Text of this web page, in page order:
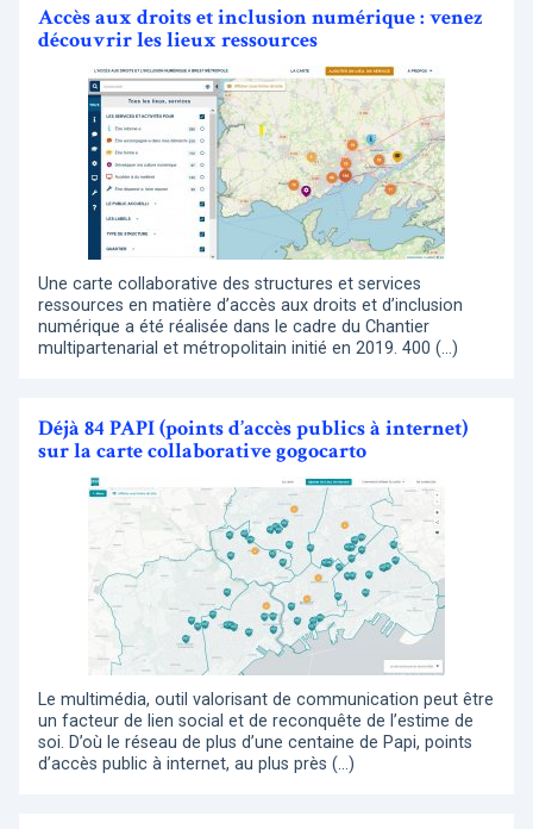
Accès aux droits et inclusion numérique : venez
découvrir les lieux ressources
Une carte collaborative des structures et services
ressources en matière d’accès aux droits et d’inclusion
numérique a été réalisée dans le cadre du Chantier
multipartenarial et métropolitain initié en 2019. 400 (…)
Déjà 84 PAPI (points d’accès publics à internet)
sur la carte collaborative gogocarto
Le multimédia, outil valorisant de communication peut être
un facteur de lien social et de reconquête de l’estime de
soi. D’où le réseau de plus d’une centaine de Papi, points
d’accès public à internet, au plus près (…)